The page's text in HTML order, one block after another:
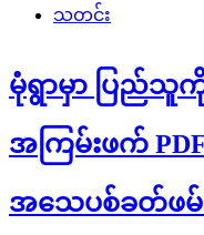
သတင်း
မုံရွာမှာ ပြည်သူ
အကြမ်းဖက်
အသေပစ်ခတ်ဖမ်